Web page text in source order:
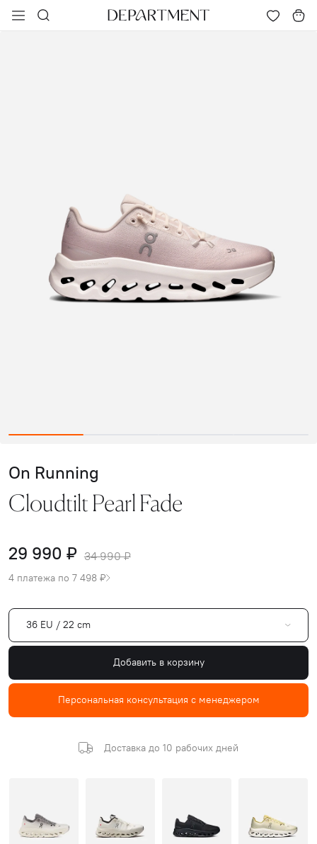
On Running
Cloudtilt Pearl Fade
29 990 ₽ 34 990 ₽
4 платежа по 7 498 ₽
36 EU / 22 cm
Добавить в корзину
Персональная консультация с менеджером
Доставка до 10 рабочих дней